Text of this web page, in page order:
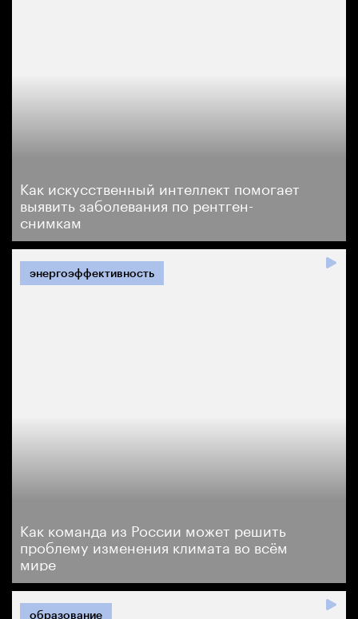
Как искусственный интеллект помогает
выявить заболевания по рентген-
снимкам
Как команда из России может решить
проблему изменения климата во всём
мире
энергоэффективность
образование